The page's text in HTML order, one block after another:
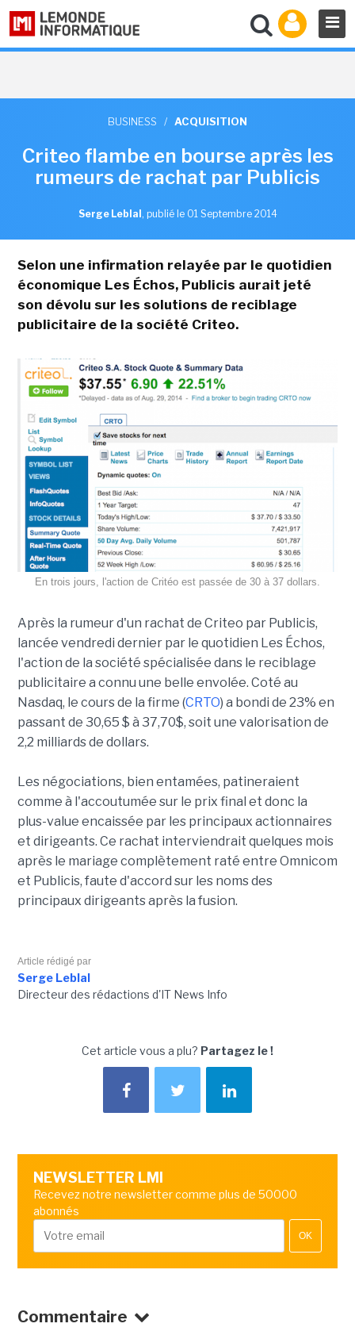
BUSINESS / ACQUISITION
Criteo flambe en bourse après les
rumeurs de rachat par Publicis
Serge Leblal , publié le 01 Septembre 2014
Selon une infirmation relayée par le quotidien
économique Les Échos, Publicis aurait jeté
son dévolu sur les solutions de reciblage
publicitaire de la société Criteo.
En trois jours, l'action de Critéo est passée de 30 à 37 dollars.
Après la rumeur d'un rachat de Criteo par Publicis,
lancée vendredi dernier par le quotidien Les Échos,
l'action de la société spécialisée dans le reciblage
publicitaire a connu une belle envolée. Coté au
Nasdaq, le cours de la firme (CRTO) a bondi de 23% en
passant de 30,65 $ à 37,70$, soit une valorisation de
2,2 milliards de dollars.
Les négociations, bien entamées, patineraient
comme à l'accoutumée sur le prix final et donc la
plus-value encaissée par les principaux actionnaires
et dirigeants. Ce rachat interviendrait quelques mois
après le mariage complètement raté entre Omnicom
et Publicis, faute d'accord sur les noms des
principaux dirigeants après la fusion.
Article rédigé par
Serge Leblal
Directeur des rédactions d'IT News Info
Cet article vous a plu? Partagez le !
NEWSLETTER LMI
Recevez notre newsletter comme plus de 50000
abonnés
OK
Commentaire